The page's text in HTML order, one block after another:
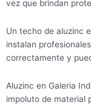
vez que brindan
Un techo de aluzinc
instalan
correctamente y
Aluzinc en Galeria
impoluto de material